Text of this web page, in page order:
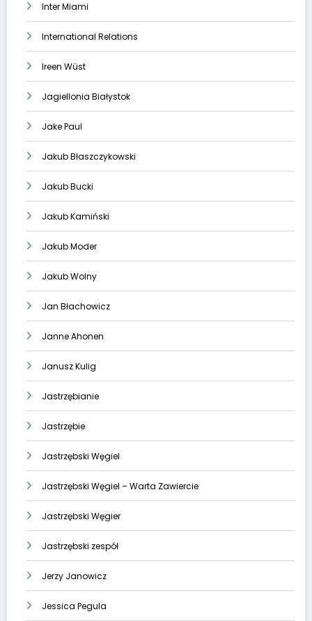
Inter Miami
International Relations
Ireen Wüst
Jagiellonia Białystok
Jake Paul
Jakub Błaszczykowski
Jakub Bucki
Jakub Kamiński
Jakub Moder
Jakub Wolny
Jan Błachowicz
Janne Ahonen
Janusz Kulig
Jastrzębianie
Jastrzębie
Jastrzębski Węgiel
Jastrzębski Węgiel – Warta Zawiercie
Jastrzębski Węgier
Jastrzębski zespół
Jerzy Janowicz
Jessica Pegula